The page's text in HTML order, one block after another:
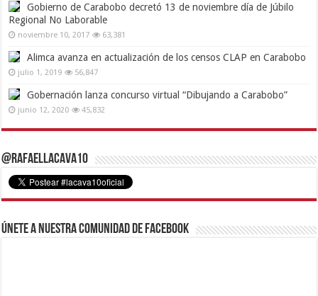
Gobierno de Carabobo decretó 13 de noviembre día de Júbilo
Regional No Laborable
noviembre 10, 2017 63,381
Alimca avanza en actualización de los censos CLAP en Carabobo
julio 1, 2019 56,847
Gobernación lanza concurso virtual “Dibujando a Carabobo”
junio 12, 2020 45,832
@RafaelLacava10
Únete a nuestra comunidad de Facebook